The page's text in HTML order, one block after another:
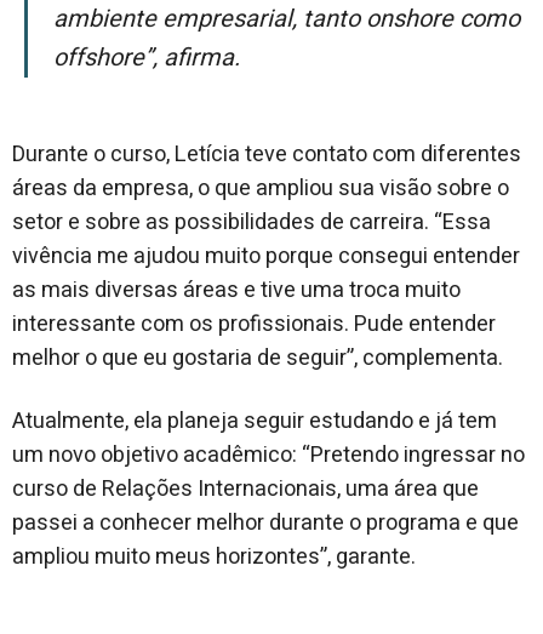
ambiente empresarial, tanto onshore como
offshore”, afirma.
Durante o curso, Letícia teve contato com diferentes
áreas da empresa, o que ampliou sua visão sobre o
setor e sobre as possibilidades de carreira. “Essa
vivência me ajudou muito porque consegui entender
as mais diversas áreas e tive uma troca muito
interessante com os profissionais. Pude entender
melhor o que eu gostaria de seguir”, complementa.
Atualmente, ela planeja seguir estudando e já tem
um novo objetivo acadêmico: “Pretendo ingressar no
curso de Relações Internacionais, uma área que
passei a conhecer melhor durante o programa e que
ampliou muito meus horizontes”, garante.